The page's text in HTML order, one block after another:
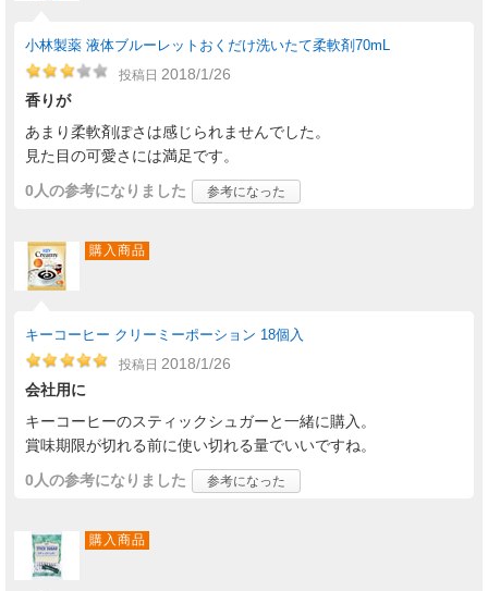
小林製薬 液体ブルーレットおくだけ洗いたて柔軟剤70mL
投稿日 2018/1/26
香りが
あまり柔軟剤ぽさは感じられませんでした。
見た目の可愛さには満足です。
0人の参考になりました 参考になった
購入商品
キーコーヒー クリーミーポーション 18個入
投稿日 2018/1/26
会社用に
キーコーヒーのスティックシュガーと一緒に購入。
賞味期限が切れる前に使い切れる量でいいですね。
0人の参考になりました 参考になった
購入商品